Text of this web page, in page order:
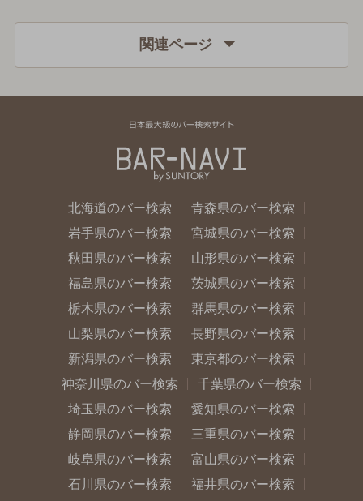
関連ページ
北海道のバー検索
青森県のバー検索
岩手県のバー検索
宮城県のバー検索
秋田県のバー検索
山形県のバー検索
福島県のバー検索
茨城県のバー検索
栃木県のバー検索
群馬県のバー検索
山梨県のバー検索
長野県のバー検索
新潟県のバー検索
東京都のバー検索
神奈川県のバー検索
千葉県のバー検索
埼玉県のバー検索
愛知県のバー検索
静岡県のバー検索
三重県のバー検索
岐阜県のバー検索
富山県のバー検索
石川県のバー検索
福井県のバー検索